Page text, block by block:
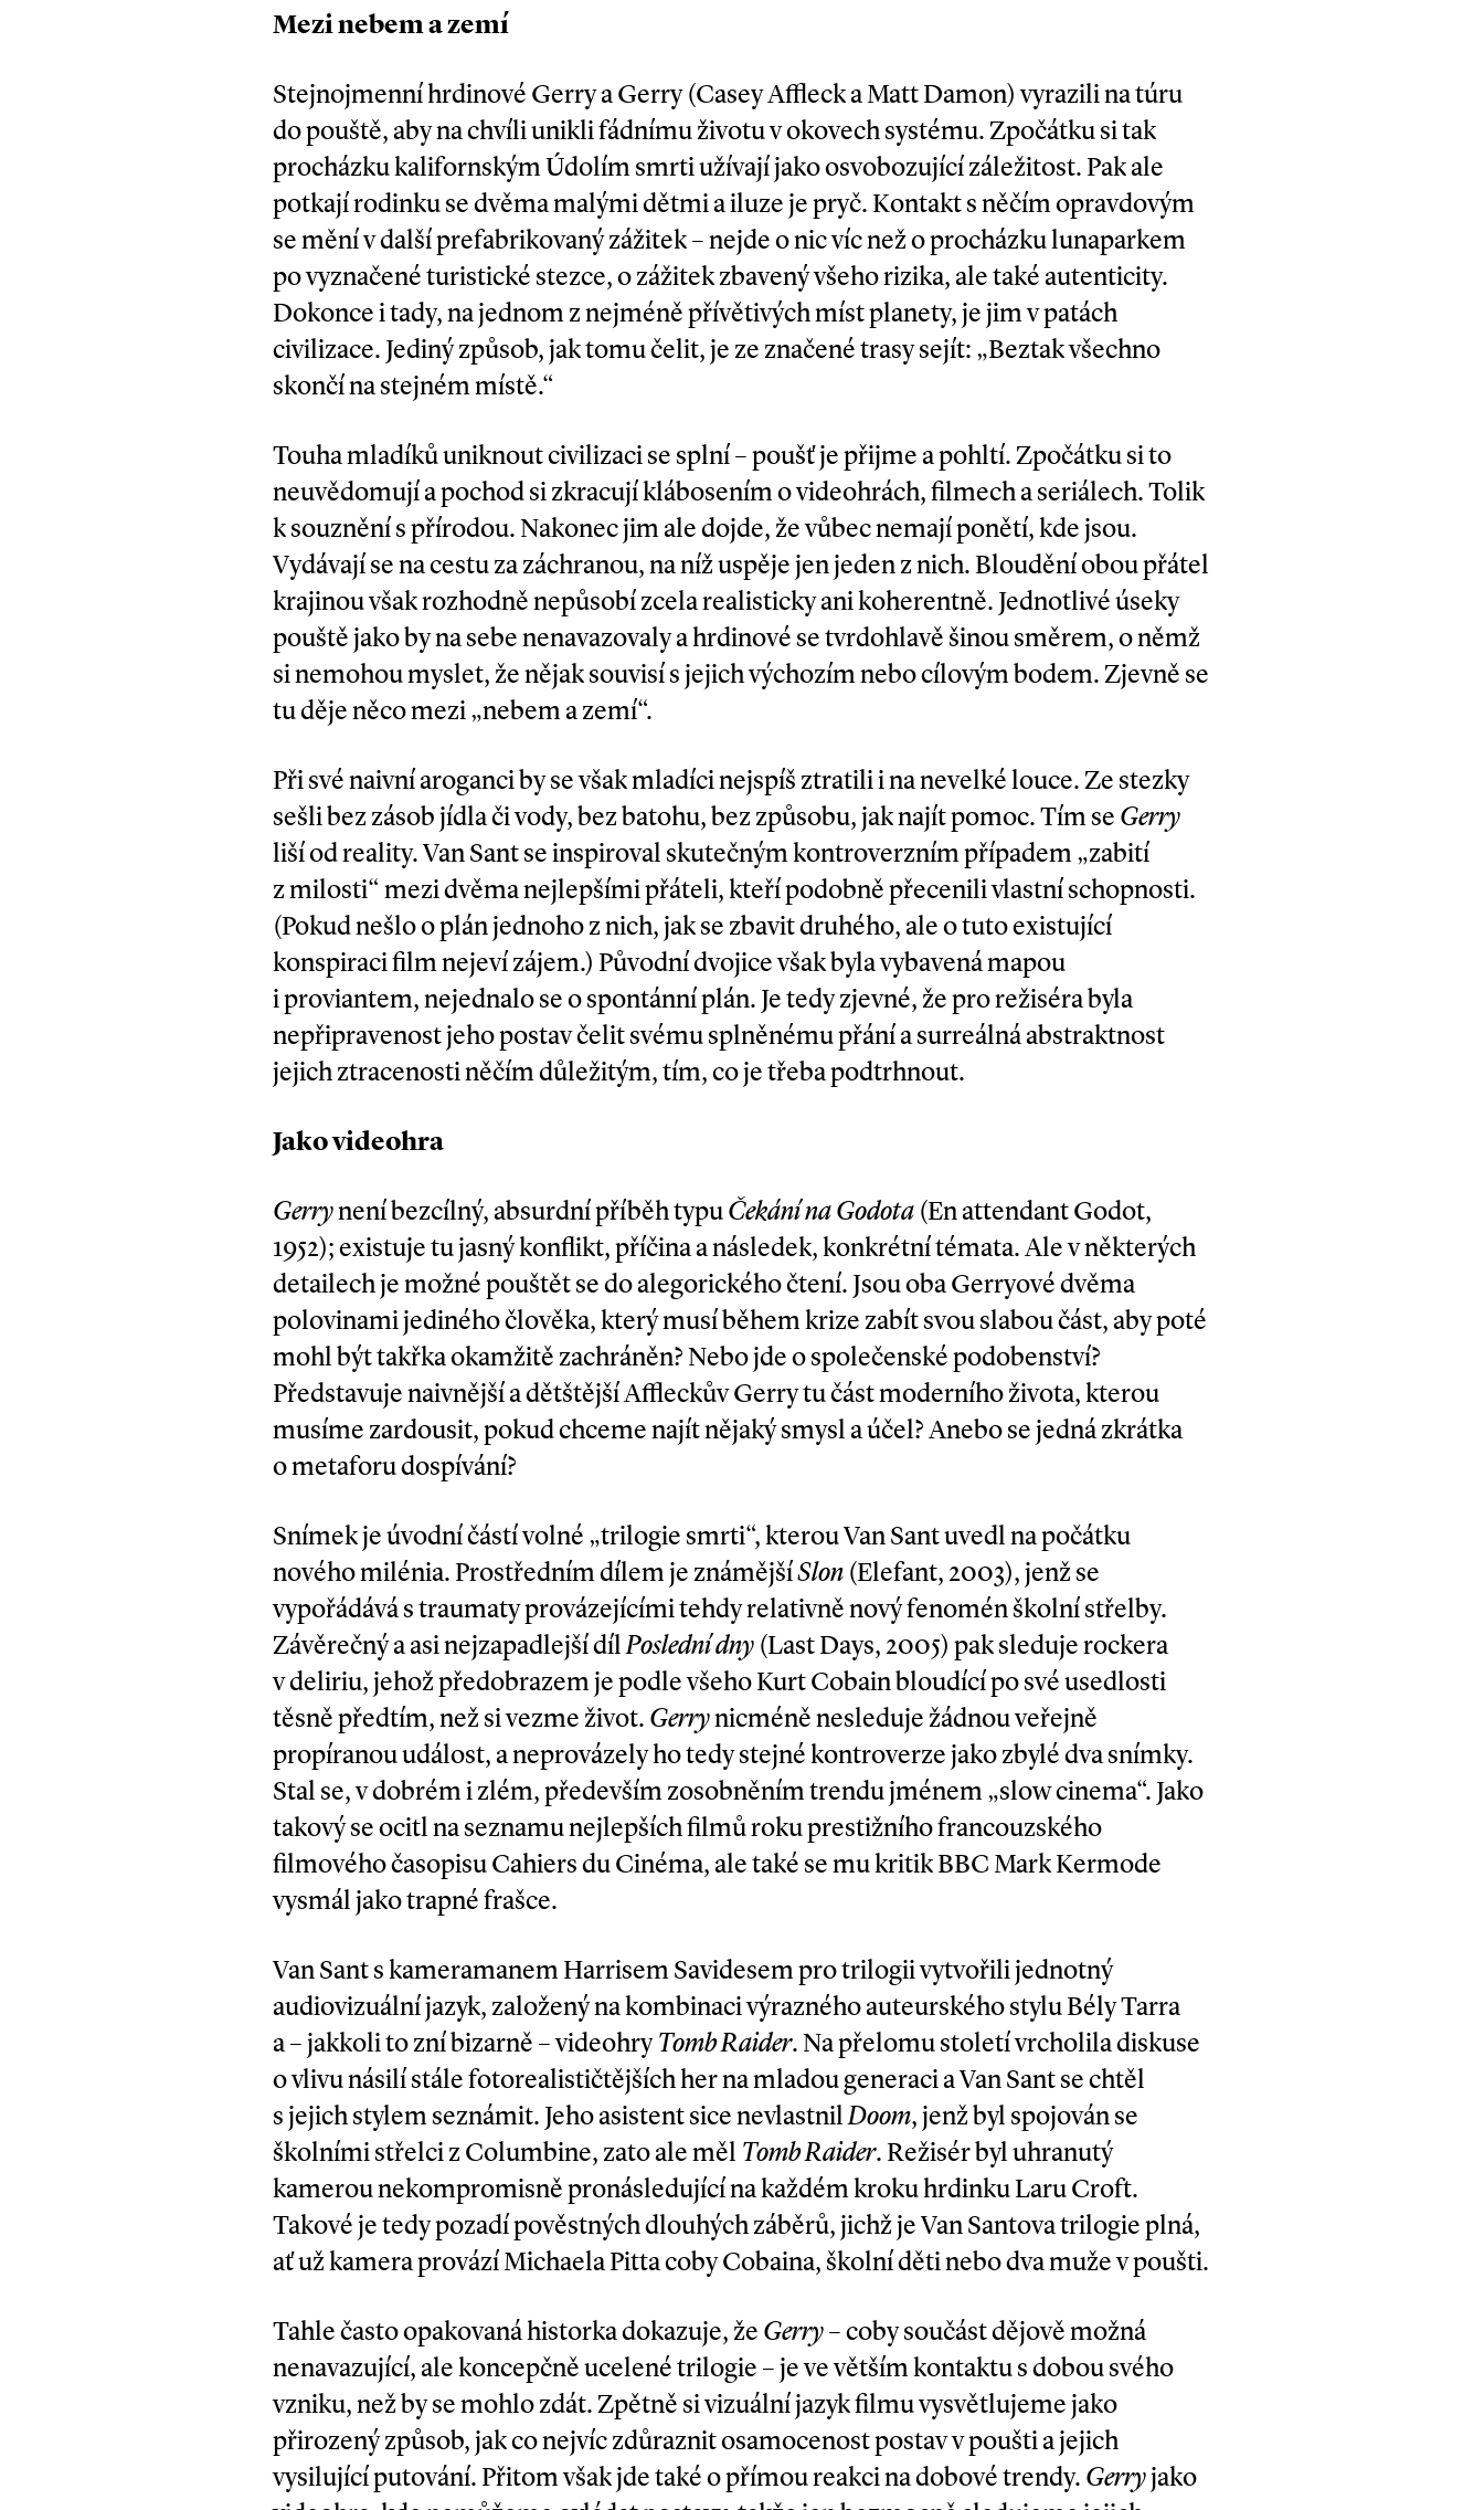
Mezi nebem a zemí
Stejnojmenní hrdinové Gerry a Gerry (Casey Affleck a Matt Damon) vyrazili na túru
do pouště, aby na chvíli unikli fádnímu životu v okovech systému. Zpočátku si tak
procházku kalifornským Údolím smrti užívají jako osvobozující záležitost. Pak ale
potkají rodinku se dvěma malými dětmi a iluze je pryč. Kontakt s něčím opravdovým
se mění v další prefabrikovaný zážitek – nejde o nic víc než o procházku lunaparkem
po vyznačené turistické stezce, o zážitek zbavený všeho rizika, ale také autenticity.
Dokonce i tady, na jednom z nejméně přívětivých míst planety, je jim v patách
civilizace. Jediný způsob, jak tomu čelit, je ze značené trasy sejít: „Beztak všechno
skončí na stejném místě.“
Touha mladíků uniknout civilizaci se splní – poušť je přijme a pohltí. Zpočátku si to
neuvědomují a pochod si zkracují klábosením o videohrách, filmech a seriálech. Tolik
k souznění s přírodou. Nakonec jim ale dojde, že vůbec nemají ponětí, kde jsou.
Vydávají se na cestu za záchranou, na níž uspěje jen jeden z nich. Bloudění obou přátel
krajinou však rozhodně nepůsobí zcela realisticky ani koherentně. Jednotlivé úseky
pouště jako by na sebe nenavazovaly a hrdinové se tvrdohlavě šinou směrem, o němž
si nemohou myslet, že nějak souvisí s jejich výchozím nebo cílovým bodem. Zjevně se
tu děje něco mezi „nebem a zemí“.
Při své naivní aroganci by se však mladíci nejspíš ztratili i na nevelké louce. Ze stezky
sešli bez zásob jídla či vody, bez batohu, bez způsobu, jak najít pomoc. Tím se Gerry
liší od reality. Van Sant se inspiroval skutečným kontroverzním případem „zabití
z milosti“ mezi dvěma nejlepšími přáteli, kteří podobně přecenili vlastní schopnosti.
(Pokud nešlo o plán jednoho z nich, jak se zbavit druhého, ale o tuto existující
konspiraci film nejeví zájem.) Původní dvojice však byla vybavená mapou
i proviantem, nejednalo se o spontánní plán. Je tedy zjevné, že pro režiséra byla
nepřipravenost jeho postav čelit svému splněnému přání a surreálná abstraktnost
jejich ztracenosti něčím důležitým, tím, co je třeba podtrhnout.
Jako videohra
Gerrynení bezcílný, absurdní příběh typuČekání na Godota (En attendant Godot,
1952); existuje tu jasný konflikt, příčina a následek, konkrétní témata. Ale v některých
detailech je možné pouštět se do alegorického čtení. Jsou oba Gerryové dvěma
polovinami jediného člověka, který musí během krize zabít svou slabou část, aby poté
mohl být takřka okamžitě zachráněn? Nebo jde o společenské podobenství?
Představuje naivnější a dětštější Affleckův Gerry tu část moderního života, kterou
musíme zardousit, pokud chceme najít nějaký smysl a účel? Anebo se jedná zkrátka
o metaforu dospívání?
Snímek je úvodní částí volné „trilogie smrti“, kterou Van Sant uvedl na počátku
nového milénia. Prostředním dílem je známějšíSlon (Elefant, 2003), jenž se
vypořádává s traumaty provázejícími tehdy relativně nový fenomén školní střelby.
Závěrečný a asi nejzapadlejší dílPoslední dny (Last Days, 2005) pak sleduje rockera
v deliriu, jehož předobrazem je podle všeho Kurt Cobain bloudící po své usedlosti
těsně předtím, než si vezme život. Gerrynicméně nesleduje žádnou veřejně
propíranou událost, a neprovázely ho tedy stejné kontroverze jako zbylé dva snímky.
Stal se, v dobrém i zlém, především zosobněním trendu jménem „slow cinema“. Jako
takový se ocitl na seznamu nejlepších filmů roku prestižního francouzského
filmového časopisu Cahiers du Cinéma, ale také se mu kritik BBC Mark Kermode
vysmál jako trapné frašce.
Van Sant s kameramanem Harrisem Savidesem pro trilogii vytvořili jednotný
audiovizuální jazyk, založený na kombinaci výrazného auteurského stylu Bély Tarra
a – jakkoli to zní bizarně – videohryTomb Raider. Na přelomu století vrcholila diskuse
o vlivu násilí stále fotorealističtějších her na mladou generaci a Van Sant se chtěl
s jejich stylem seznámit. Jeho asistent sice nevlastnilDoom, jenž byl spojován se
školními střelci z Columbine, zato ale měl Tomb Raider. Režisér byl uhranutý
kamerou nekompromisně pronásledující na každém kroku hrdinku Laru Croft.
Takové je tedy pozadí pověstných dlouhých záběrů, jichž je Van Santova trilogie plná,
ať už kamera provází Michaela Pitta coby Cobaina, školní děti nebo dva muže v poušti.
Tahle často opakovaná historka dokazuje, že Gerry– coby součást dějově možná
nenavazující, ale koncepčně ucelené trilogie – je ve větším kontaktu s dobou svého
vzniku, než by se mohlo zdát. Zpětně si vizuální jazyk filmu vysvětlujeme jako
přirozený způsob, jak co nejvíc zdůraznit osamocenost postav v poušti a jejich
vysilující putování. Přitom však jde také o přímou reakci na dobové trendy. Gerryjako